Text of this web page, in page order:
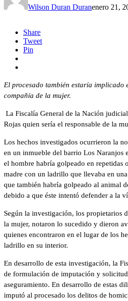
Wilson Duran Duranenero 21,
Share
Tweet
Pin
El procesado también estaría implicado
compañía de la mujer.
La Fiscalía General de la Nación
Rojas quien sería el responsable de la
Los hechos investigados ocurrieron la
en un inmueble del barrio Los Naranjos
el hombre habría golpeado en repetidas
madre con un ladrillo que llevaba en
que también habría golpeado al animal
debido a que éste intentó defender a la
Según la investigación, los propietarios
la mujer, notaron lo sucedido y dieron
quienes encontraron en el lugar de los
ladrillo en su interior.
En desarrollo de esta investigación, la
de formulación de imputación y
aseguramiento. En desarrollo de estas
imputó al procesado los delitos de